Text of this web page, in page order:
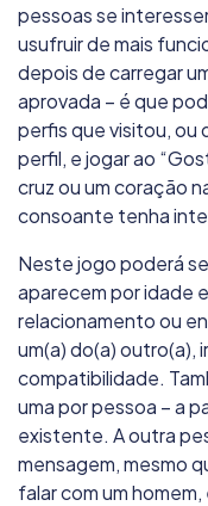
pessoas se
usufruir de mais
depois de carregar
aprovada – é que
perfis que visitou, ou
perfil, e jogar ao
cruz ou um coração
consoante tenha
Neste jogo poderá
aparecem por idade
relacionamento ou
um(a) do(a) outro(a),
compatibilidade.
uma por pessoa – a
existente. A outra
mensagem, mesmo
falar com um